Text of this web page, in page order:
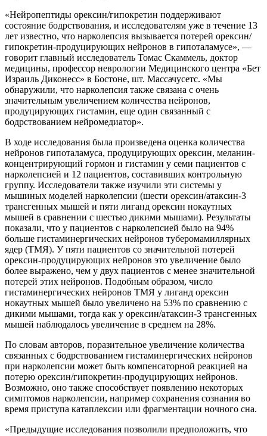
«Нейропептиды орексин/гипокретин поддерживают
состояние бодрствования, и исследователям уже в течение 13
лет известно, что нарколепсия вызывается потерей орексин/
гипокретин-продуцирующих нейронов в гипоталамусе», —
говорит главный исследователь Томас Скаммель, доктор
медицины, профессор неврологии Медицинского центра «Бет
Израиль Диконесс» в Бостоне, шт. Массачусетс. «Мы
обнаружили, что нарколепсия также связана с очень
значительным увеличением количества нейронов,
продуцирующих гистамин, еще один связанный с
бодрствованием нейромедиатор».
В ходе исследования была произведена оценка количества
нейронов гипоталамуса, продуцирующих орексин, меланин-
концентрирующий гормон и гистамин у семи пациентов с
нарколепсией и 12 пациентов, составивших контрольную
группу. Исследователи также изучили эти системы у
мышиных моделей нарколепсии (шести орексин/атаксин-3
трансгенных мышей и пяти лиганд орексин нокаутных
мышей в сравнении с шестью дикими мышами). Результаты
показали, что у пациентов с нарколепсией было на 94%
больше гистаминергических нейронов туберомамиллярных
ядер (ТМЯ). У пяти пациентов со значительной потерей
орексин-продуцирующих нейронов это увеличение было
более выражено, чем у двух пациентов с менее значительной
потерей этих нейронов. Подобным образом, число
гистаминергических нейронов ТМЯ у лиганд орексин
нокаутных мышей было увеличено на 53% по сравнению с
дикими мышами, тогда как у орексин/атаксин-3 трансгенных
мышей наблюдалось увеличение в среднем на 28%.
По словам авторов, поразительное увеличение количества
связанных с бодрствованием гистаминергических нейронов
при нарколепсии может быть компенсаторной реакцией на
потерю орексин/гипокретин-продуцирующих нейронов.
Возможно, оно также способствует появлению некоторых
симптомов нарколепсии, например сохранения сознания во
время приступа катаплексии или фрагментации ночного сна.
«Предыдущие исследования позволили предположить, что